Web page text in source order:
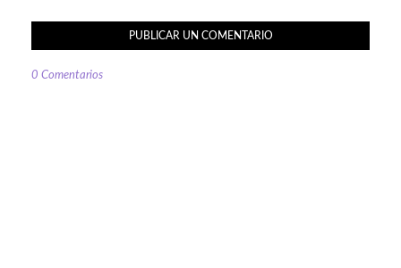
PUBLICAR UN COMENTARIO
0 Comentarios